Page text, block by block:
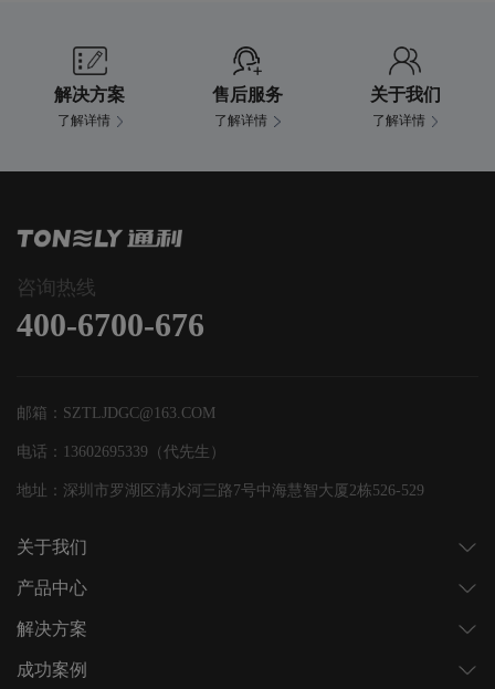
解决方案
了解详情
售后服务
了解详情
关于我们
了解详情
关于我们
产品中心
解决方案
成功案例
咨询热线
400-6700-676
邮箱：SZTLJDGC@163.COM
电话：13602695339（代先生）
地址：深圳市罗湖区清水河三路7号中海慧智大厦2栋526-529